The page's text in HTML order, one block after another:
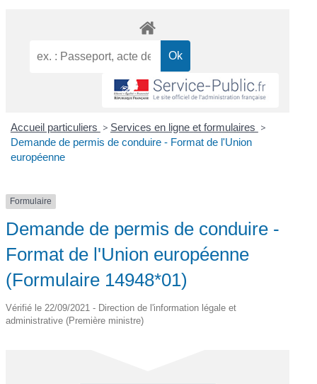
Accueil particuliers > Services en ligne et formulaires >
Demande de permis de conduire - Format de l'Union
européenne
Formulaire
Demande de permis de conduire -
Format de l'Union européenne
(Formulaire 14948*01)
Vérifié le 22/09/2021 - Direction de l'information légale et
administrative (Première ministre)